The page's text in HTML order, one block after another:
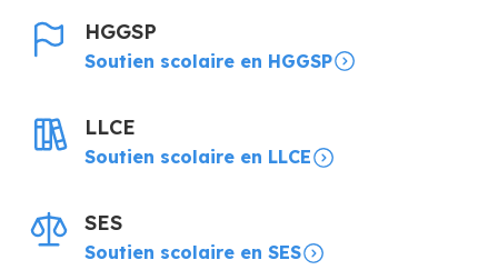
HGGSP
Soutien scolaire en HGGSP
LLCE
Soutien scolaire en LLCE
SES
Soutien scolaire en SES